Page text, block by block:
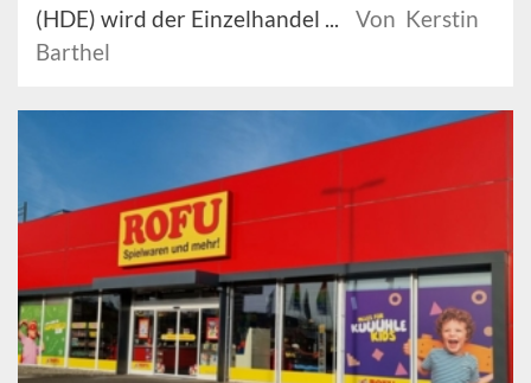
(HDE) wird der Einzelhandel ...
Von Kerstin
Barthel